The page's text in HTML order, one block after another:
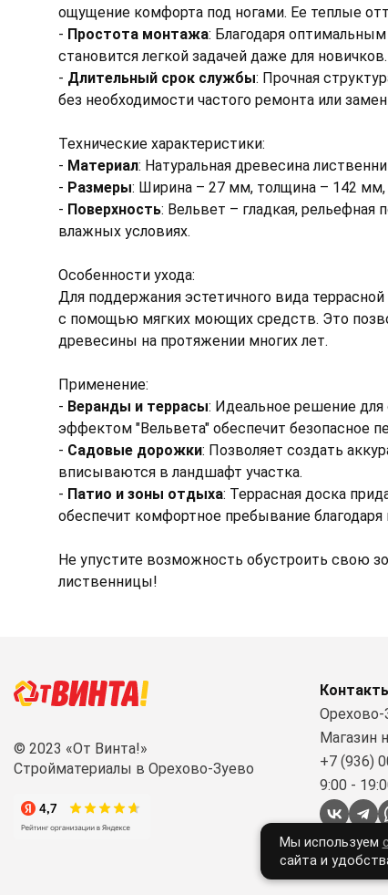
ощущение комфорта под ногами. Ее теплые
- Простота монтажа: Благодаря
становится легкой задачей даже для новичков.
- Длительный срок службы: Прочная
без необходимости частого ремонта или
Технические характеристики:
- Материал: Натуральная древесина
- Размеры: Ширина – 27 мм, толщина – 142 мм,
- Поверхность: Вельвет – гладкая,
влажных условиях.
Особенности ухода:
Для поддержания эстетичного вида
с помощью мягких моющих средств. Это
древесины на протяжении многих лет.
Применение:
- Веранды и террасы: Идеальное решение
эффектом "Вельвета" обеспечит безопасное
- Садовые дорожки: Позволяет создать
вписываются в ландшафт участка.
- Патио и зоны отдыха: Террасная доска
обеспечит комфортное пребывание благодаря
Не упустите возможность обустроить свою
лиственницы!
© 2023 «От Винта!»
Стройматериалы в Орехово-Зуево
Орехово-
Магазин
+7 (936)
9:00 -
Мы используем
сайта и